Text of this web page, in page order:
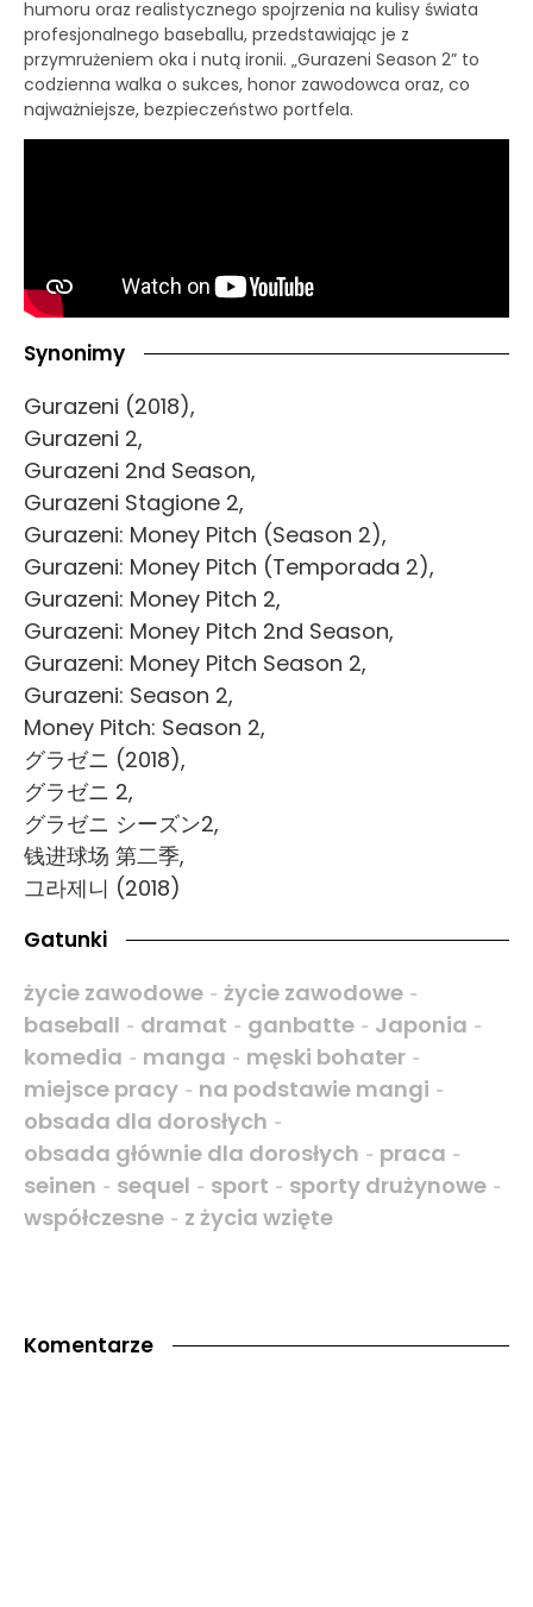
humoru oraz realistycznego spojrzenia na kulisy świata
profesjonalnego baseballu, przedstawiając je z
przymrużeniem oka i nutą ironii. „Gurazeni Season 2” to
codzienna walka o sukces, honor zawodowca oraz, co
najważniejsze, bezpieczeństwo portfela.
Synonimy
Gurazeni (2018),
Gurazeni 2,
Gurazeni 2nd Season,
Gurazeni Stagione 2,
Gurazeni: Money Pitch (Season 2),
Gurazeni: Money Pitch (Temporada 2),
Gurazeni: Money Pitch 2,
Gurazeni: Money Pitch 2nd Season,
Gurazeni: Money Pitch Season 2,
Gurazeni: Season 2,
Money Pitch: Season 2,
グラゼニ (2018),
グラゼニ 2,
グラゼニ シーズン2,
钱进球场 第二季,
그라제니 (2018)
Gatunki
życie zawodowe - życie zawodowe -
baseball - dramat - ganbatte - Japonia -
komedia - manga - męski bohater -
miejsce pracy - na podstawie mangi -
obsada dla dorosłych -
obsada głównie dla dorosłych - praca -
seinen - sequel - sport - sporty drużynowe -
współczesne - z życia wzięte
Komentarze